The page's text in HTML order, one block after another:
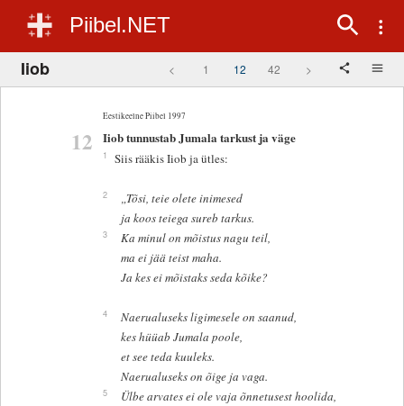
Piibel.NET
Iiob < 1 12 42 >
Eestikeelne Piibel 1997
12 Iiob tunnustab Jumala tarkust ja väge
1 Siis rääkis Iiob ja ütles:
2
„Tõsi, teie olete inimesed
ja koos teiega sureb tarkus.
3
Ka minul on mõistus nagu teil,
ma ei jää teist maha.
Ja kes ei mõistaks seda kõike?
4
Naerualuseks ligimesele on saanud,
kes hüüab Jumala poole,
et see teda kuuleks.
Naerualuseks on õige ja vaga.
5
Ülbe arvates ei ole vaja õnnetusest hoolida,